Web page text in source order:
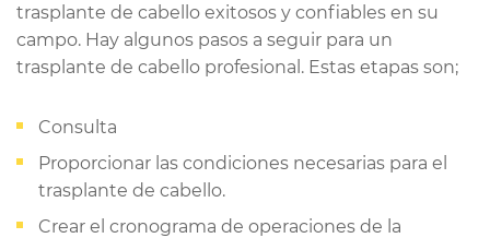
trasplante de cabello exitosos y confiables en su
campo. Hay algunos pasos a seguir para un
trasplante de cabello profesional. Estas etapas son;
Consulta
Proporcionar las condiciones necesarias para el
trasplante de cabello.
Crear el cronograma de operaciones de la